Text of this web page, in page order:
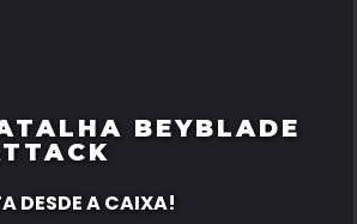
BEYBLADE
DESDE A CAIXA!